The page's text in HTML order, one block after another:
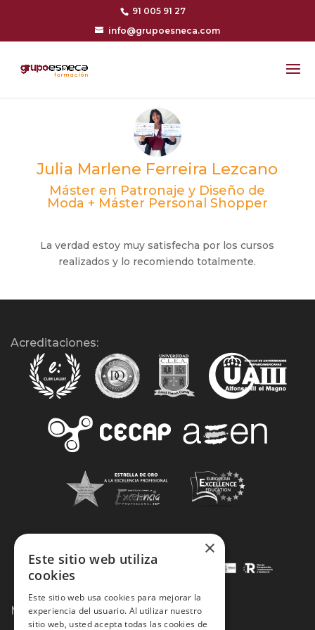
91 005 91 27
info@grupoesneca.com
Julia Marlene Ferreira Lezcano
Máster en Patronaje y Diseño de
Moda + Máster Personal Shopper
La verdad estoy muy satisfecha por los cursos
realizados y lo recomiendo totalmente.
Acreditaciones:
Métodos de Pago:
×
Este sitio web utiliza
cookies
Este sitio web usa cookies para mejorar la
experiencia del usuario. Al utilizar nuestro
sitio web, usted acepta todas las cookies de